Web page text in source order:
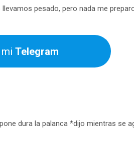
pesado, pero nada me
miTelegram
dura la palanca *dijo mientras se